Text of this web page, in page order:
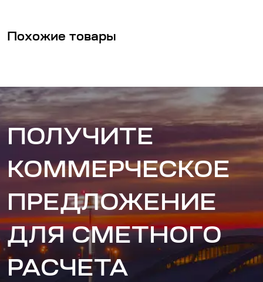
Похожие товары
ПОЛУЧИТЕ
КОММЕРЧЕСКОЕ
ПРЕДЛОЖЕНИЕ
ДЛЯ СМЕТНОГО
РАСЧЕТА